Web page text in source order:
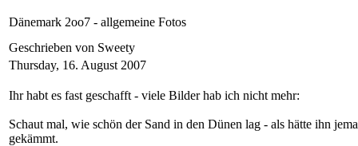
Dänemark 2oo7 - allgemeine Fotos
Geschrieben von Sweety
Thursday, 16. August 2007
Ihr habt es fast geschafft - viele Bilder hab ich nicht mehr:
Schaut mal, wie schön der Sand in den Dünen lag - als hätte ihn
gekämmt.